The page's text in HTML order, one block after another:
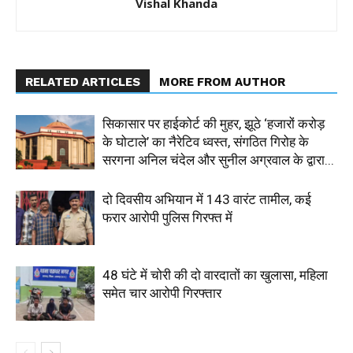
Vishal Khanda
RELATED ARTICLES MORE FROM AUTHOR
सिकासार पर हाईकोर्ट की मुहर, झूठे ‘हजारों करोड़
के घोटाले’ का नैरेटिव ध्वस्त, संगठित गिरोह के
सरगना अनिल चंदेल और सुनील अग्रवाल के द्वारा...
दो दिवसीय अभियान में 143 वारंट तामील, कई
फरार आरोपी पुलिस गिरफ्त में
48 घंटे में चोरी की दो वारदातों का खुलासा, महिला
समेत चार आरोपी गिरफ्तार